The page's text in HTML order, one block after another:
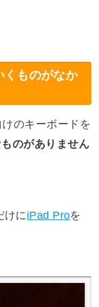
くものがなか
のキーボードを
のがありません
けに iPad Proを